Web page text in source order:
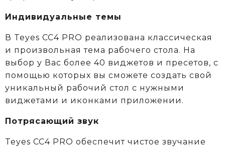
Индивидуальные темы
В Teyes СС4 PRO реализована классическая
и произвольная тема рабочего стола. На
выбор у Вас более 40 виджетов и пресетов, с
помощью которых вы сможете создать свой
уникальный рабочий стол с нужными
виджетами и иконками приложении.
Потрясающий звук
Teyes CC4 PRO обеспечит чистое звучание